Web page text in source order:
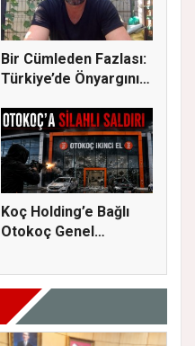
Bir Cümleden Fazlası:
Türkiye’de Önyargının
Koç Holding’e Bağlı
Otokoç Genel